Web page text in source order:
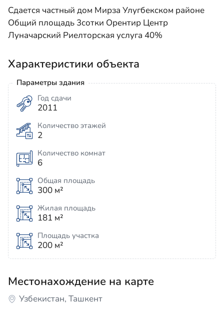
Сдается частный дом Мирза Улугбекском районе
Общий площадь 3сотки Орентир Центр
Луначарский Риелторская услуга 40%
Характеристики объекта
Параметры здания
Год сдачи
2011
Количество этажей
2
Количество комнат
6
Общая площадь
300 м²
Жилая площадь
181 м²
Площадь участка
200 м²
Местонахождение на карте
Узбекистан, Ташкент